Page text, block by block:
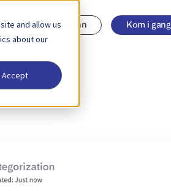
and allow us
about our
Accept
Logg inn Kom i gang